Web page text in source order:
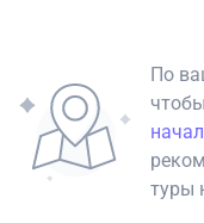
По
туры